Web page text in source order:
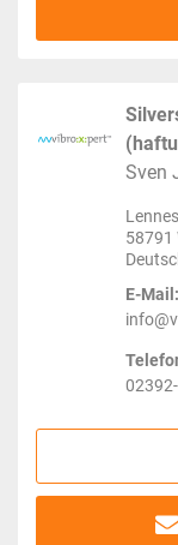
Sven
58791
E-Mail: